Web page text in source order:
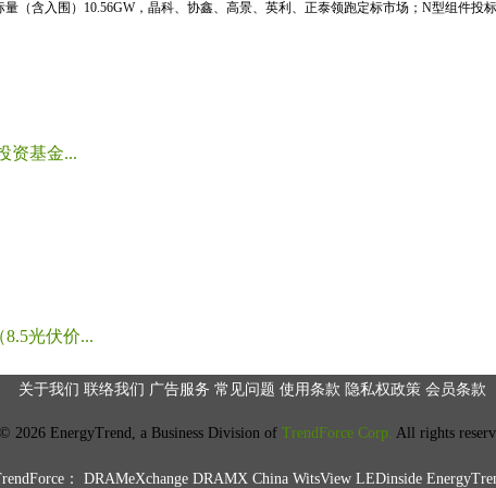
（含入围）10.56GW，晶科、协鑫、高景、英利、正泰领跑定标市场；N型组件投标
资基金...
光伏价...
关于我们 联络我们 广告服务 常见问题 使用条款 隐私权政策 会员条款
© 2026 EnergyTrend, a Business Division of TrendForce Corp. All rights
： DRAMeXchange DRAMX China WitsView LEDinside